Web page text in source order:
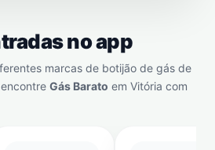
no app
marcas de botijão de gás de
Gás Barato em Vitória com